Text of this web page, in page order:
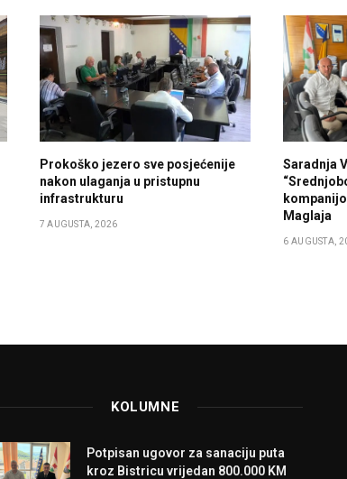
Prokoško jezero sve posjećenije
nakon ulaganja u pristupnu
infrastrukturu
7 AUGUSTA, 2026
Saradnja
Maglaja
6 AUGUSTA,
KOLUMNE
Potpisan ugovor za sanaciju puta
kroz Bistricu vrijedan 800.000 KM